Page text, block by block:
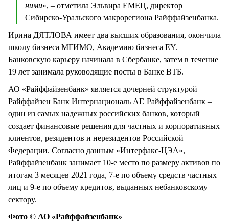
ними», – отметила Эльвира ЕМЕЦ, директор
Сибирско-Уральского макрорегиона Райффайзенбанка.
Ирина ДЯТЛОВА имеет два высших образования, окончила
школу бизнеса МГИМО, Академию бизнеса EY.
Банковскую карьеру начинала в Сбербанке, затем в течение
19 лет занимала руководящие посты в Банке ВТБ.
АО «Райффайзенбанк» является дочерней структурой
Райффайзен Банк Интернациональ АГ. Райффайзенбанк –
один из самых надежных российских банков, который
создает финансовые решения для частных и корпоративных
клиентов, резидентов и нерезидентов Российской
Федерации. Согласно данным «Интерфакс-ЦЭА»,
Райффайзенбанк занимает 10-е место по размеру активов по
итогам 3 месяцев 2021 года, 7-е по объему средств частных
лиц и 9-е по объему кредитов, выданных небанковскому
сектору.
Фото © АО «Райффайзенбанк»